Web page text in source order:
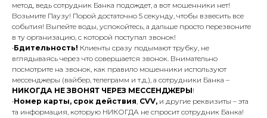
метод, ведь сотрудник Банка подождет, а вот мошенники нет!
Возьмите Паузу! Порой достаточно 5 секунду, чтобы взвесить все
события! Выпейте воды, успокойтесь, а дальше просто перезвоните
в ту организацию, с которой поступал звонок!
•Бдительность! Клиенты сразу подымают трубку, не
вглядываясь через что совершается звонок. Внимательно
посмотрите на звонок, как правило мошенники используют
мессенджеры (вайбер, телеграмм и т.д.), а сотрудники Банка –
НИКОГДА НЕ ЗВОНЯТ ЧЕРЕЗ МЕССЕНДЖЕРЫ!
•Номер карты, срок действия, CVV, и другие реквизиты – эта
та информация, которую НИКОГДА не спросит сотрудник Банка!